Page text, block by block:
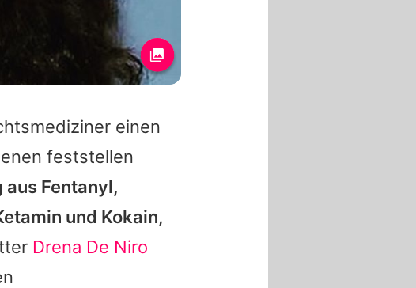
einen
feststellen
aus Fentanyl,
und Kokain,
Drena De Niro